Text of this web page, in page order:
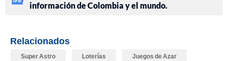
información de Colombia y el mundo.
Relacionados
Super Astro Loterías Juegos de Azar